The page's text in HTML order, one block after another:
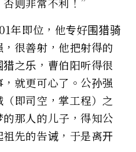
年即位，他专好围猎骑
很善射，他把射得的
之乐，曹伯阳听得很
就更可心了。公孙强
即司空，掌工程）之
那人的儿子，得知公
先的告诫，于是离开